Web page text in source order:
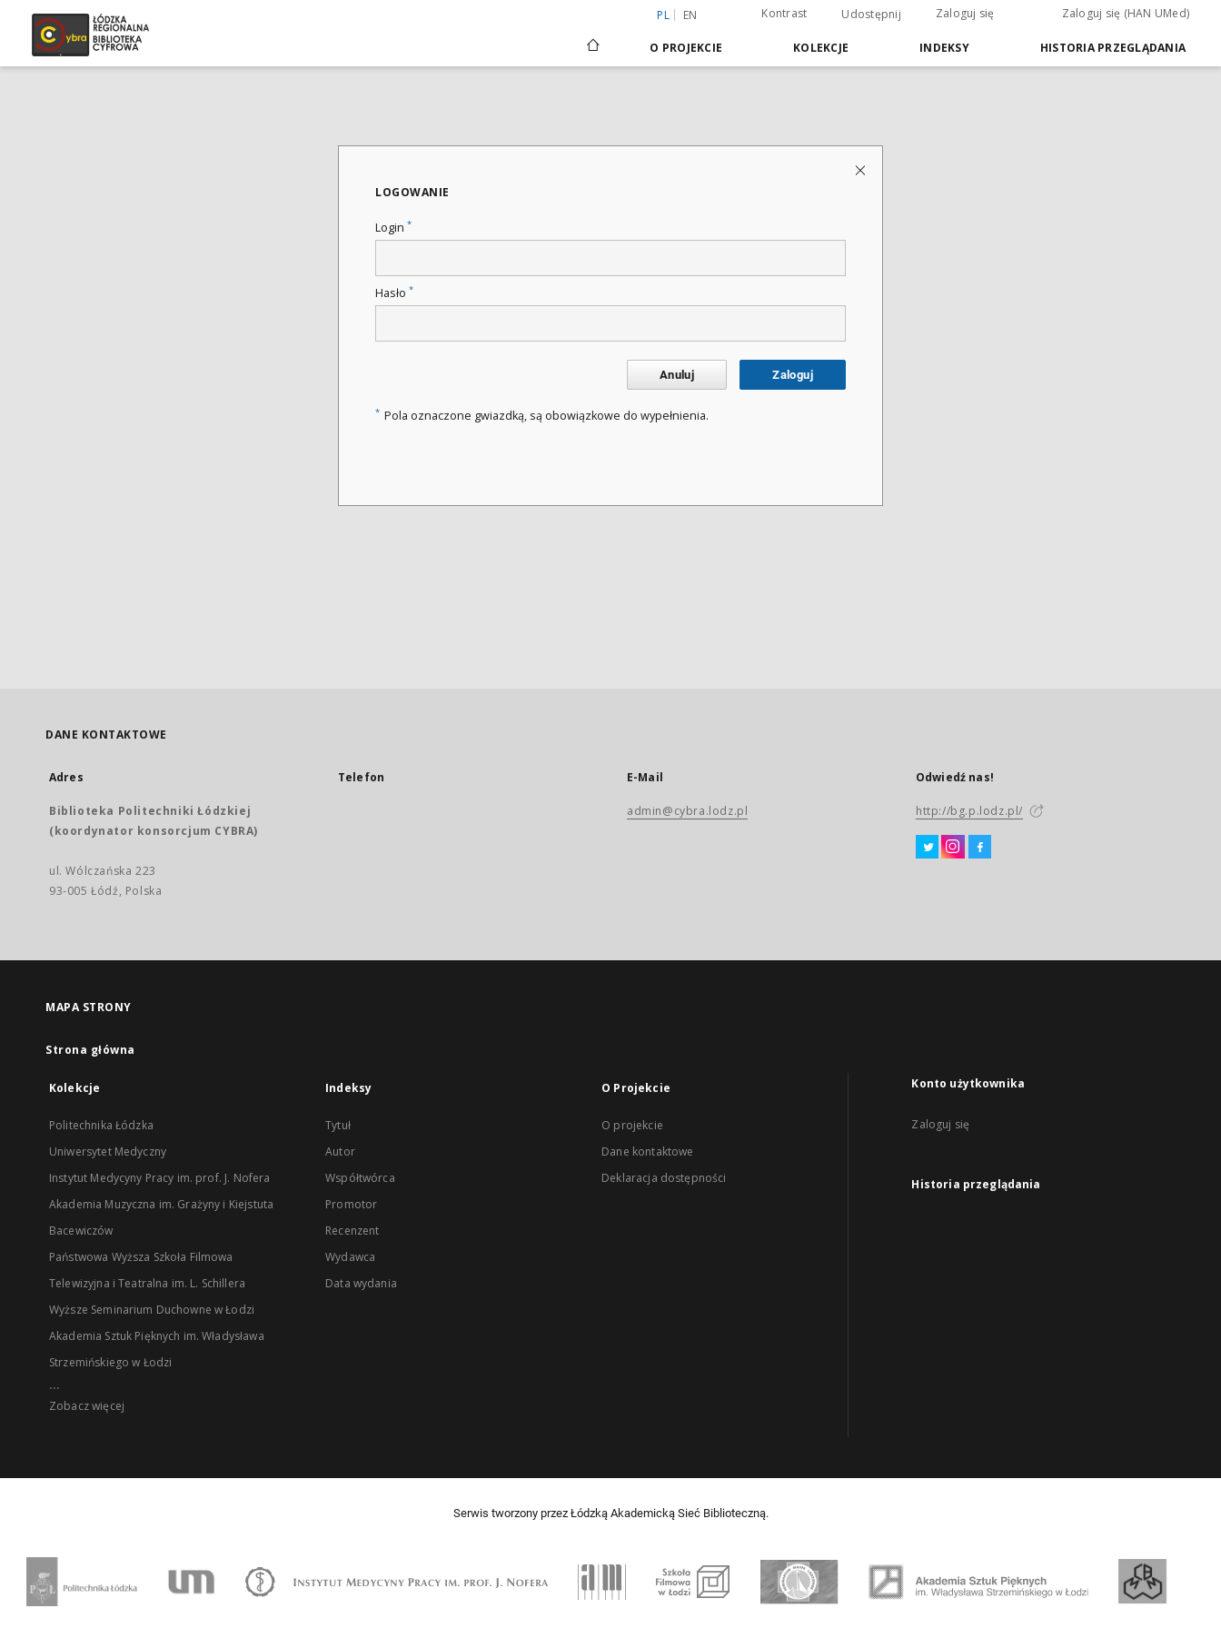
PL EN Kontrast Udostępnij Zaloguj się Zaloguj się (HAN UMed)
O PROJEKCIE KOLEKCJE INDEKSY HISTORIA PRZEGLĄDANIA
LOGOWANIE
Login *
Hasło *
Anuluj Zaloguj
* Pola oznaczone gwiazdką, są obowiązkowe do wypełnienia.
DANE KONTAKTOWE
Adres
Biblioteka Politechniki Łódzkiej
(koordynator konsorcjum CYBRA)
ul. Wólczańska 223
93-005 Łódź, Polska
Telefon E-Mail
admin@cybra.lodz.pl
Odwiedź nas!
http://bg.p.lodz.pl/
MAPA STRONY
Strona główna
Kolekcje
Politechnika Łódzka
Uniwersytet Medyczny
Instytut Medycyny Pracy im. prof. J. Nofera
Akademia Muzyczna im. Grażyny i Kiejstuta
Bacewiczów
Państwowa Wyższa Szkoła Filmowa
Telewizyjna i Teatralna im. L. Schillera
Wyższe Seminarium Duchowne w Łodzi
Akademia Sztuk Pięknych im. Władysława
Strzemińskiego w Łodzi
...
Zobacz więcej
Indeksy
Tytuł
Autor
Współtwórca
Promotor
Recenzent
Wydawca
Data wydania
O Projekcie
O projekcie
Dane kontaktowe
Deklaracja dostępności
Konto użytkownika
Zaloguj się
Historia przeglądania
Serwis tworzony przez Łódzką Akademicką Sieć Biblioteczną.